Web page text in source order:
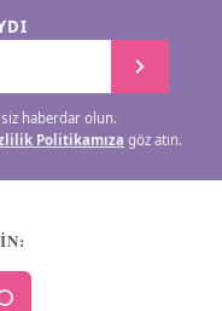
haberdar olun.
Politikamıza göz atın.